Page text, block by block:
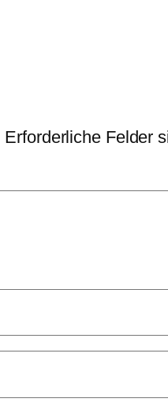
Erforderliche Felder